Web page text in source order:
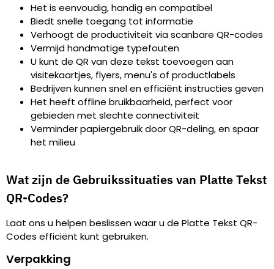
Het is eenvoudig, handig en compatibel
Biedt snelle toegang tot informatie
Verhoogt de productiviteit via scanbare QR-codes
Vermijd handmatige typefouten
U kunt de QR van deze tekst toevoegen aan
visitekaartjes, flyers, menu's of productlabels
Bedrijven kunnen snel en efficiënt instructies geven
Het heeft offline bruikbaarheid, perfect voor
gebieden met slechte connectiviteit
Verminder papiergebruik door QR-deling, en spaar
het milieu
Wat zijn de Gebruikssituaties van Platte Tekst
QR-Codes?
Laat ons u helpen beslissen waar u de Platte Tekst QR-
Codes efficiënt kunt gebruiken.
Verpakking